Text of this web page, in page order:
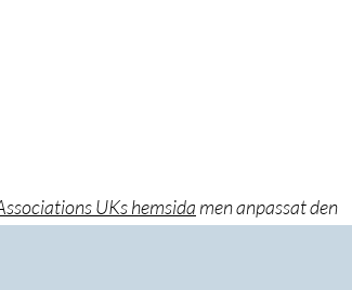
UKs hemsida men anpassat den